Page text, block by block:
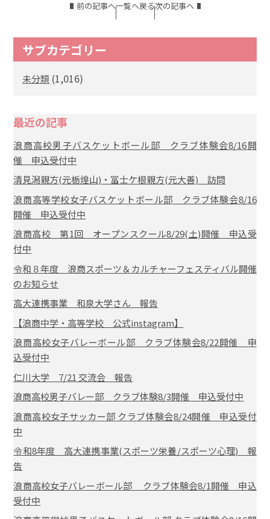
前の記事へ一覧へ戻る次の記事へ
サブカテゴリー
未分類 (1,016)
最近の記事
浪商高校男子バスケットボール部 クラブ体験会8/16開
催 申込受付中
清見潟親方(元栃煌山)・冨士ケ根親方(元大善) 訪問
浪商高等学校女子バスケットボール部 クラブ体験会8/16
開催 申込受付中
浪商高校 第1回 オープンスクール8/29(土)開催 申込受
付中
令和８年度 浪商スポーツ＆カルチャーフェスティバル開催
のお知らせ
高大連携事業 和泉大学さん 報告
【浪商中学・高等学校 公式instagram】
浪商高校女子バレーボール部 クラブ体験会8/22開催 申
込受付中
仁川大学 7/21 交流会 報告
浪商高校男子バレー部 クラブ体験8/3開催 申込受付中
浪商高校女子サッカー部 クラブ体験会8/24開催 申込受付
中
令和8年度 高大連携事業(スポーツ栄養/スポーツ心理) 報
告
浪商高校女子バレーボール部 クラブ体験会8/1開催 申込
受付中